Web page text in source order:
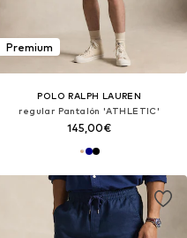
Premium
POLO RALPH LAUREN
regular Pantalón 'ATHLETIC'
145,00€